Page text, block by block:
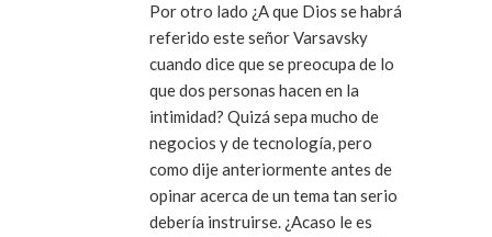
Por otro lado ¿A que Dios se habrá
referido este señor Varsavsky
cuando dice que se preocupa de lo
que dos personas hacen en la
intimidad? Quizá sepa mucho de
negocios y de tecnología, pero
como dije anteriormente antes de
opinar acerca de un tema tan serio
debería instruirse. ¿Acaso le es